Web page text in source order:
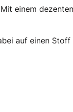
einem
auf einen